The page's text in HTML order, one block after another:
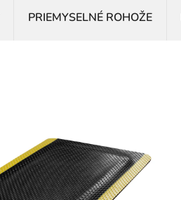
PRIEMYSELNÉ ROHOŽE